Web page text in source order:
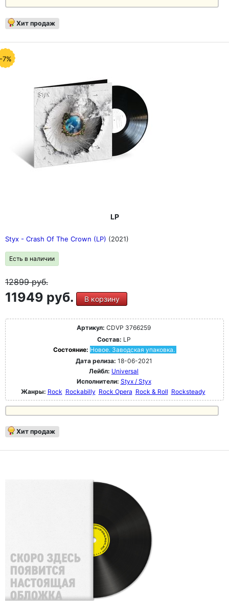
Хит продаж
7%
LP
Styx - Crash Of The Crown (LP) (2021)
Есть в наличии
12899руб.
11949 руб. В корзину
Артикул: CDVP 3766259
Состав: LP
Состояние: Новое. Заводская упаковка.
Дата релиза: 18-06-2021
Лейбл: Universal
Исполнители: Styx / Styx
Жанры: Rock Rockabilly Rock Opera Rock & Roll Rocksteady
Хит продаж